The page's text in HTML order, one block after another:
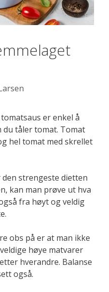
er enkel å
tåler tomat. Tomat
hel tomat med skrellet
strengeste dietten
kan man prøve ut hva
fra høyt og veldig
obs på er at man ikke
høye matvarer
hverandre. Balanse
også.